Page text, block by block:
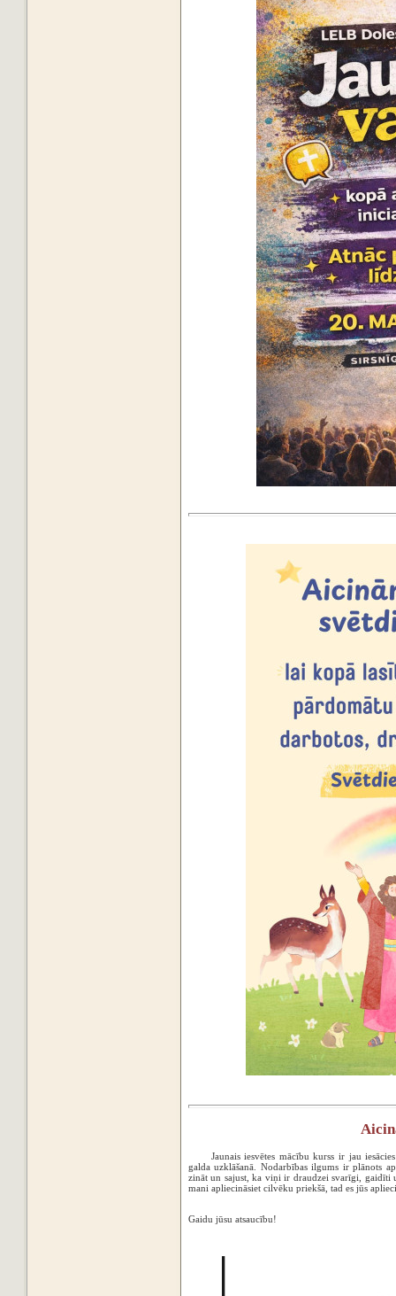
Jaunais iesvētes mācību kurss ir jau
galda uzklāšanā. Nodarbības ilgums ir plānots
zināt un sajust, ka viņi ir draudzei svarīgi, gaidīti
mani apliecināsiet cilvēku priekšā, tad es jūs
Gaidu jūsu atsaucību!